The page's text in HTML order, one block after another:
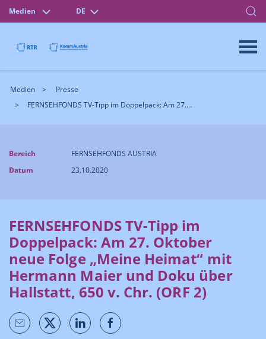
Medien DE
Medien
Presse
FERNSEHFONDS TV-Tipp im Doppelpack: Am 27....
Bereich
FERNSEHFONDS AUSTRIA
Datum
23.10.2020
FERNSEHFONDS TV-Tipp im
Doppelpack: Am 27. Oktober
neue Folge „Meine Heimat“ mit
Hermann Maier und Doku über
Hallstatt, 650 v. Chr. (ORF 2)